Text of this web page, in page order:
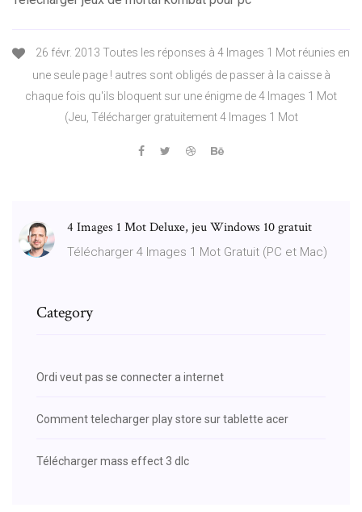
26 févr. 2013 Toutes les réponses à 4 Images 1 Mot réunies en
une seule page ! autres sont obligés de passer à la caisse à
chaque fois qu'ils bloquent sur une énigme de 4 Images 1 Mot
(Jeu, Télécharger gratuitement 4 Images 1 Mot
4 Images 1 Mot Deluxe, jeu Windows 10 gratuit
Télécharger 4 Images 1 Mot Gratuit (PC et Mac)
Category
Ordi veut pas se connecter a internet
Comment telecharger play store sur tablette acer
Télécharger mass effect 3 dlc